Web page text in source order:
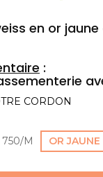
en or
:
CORDON
M OR JAUNE